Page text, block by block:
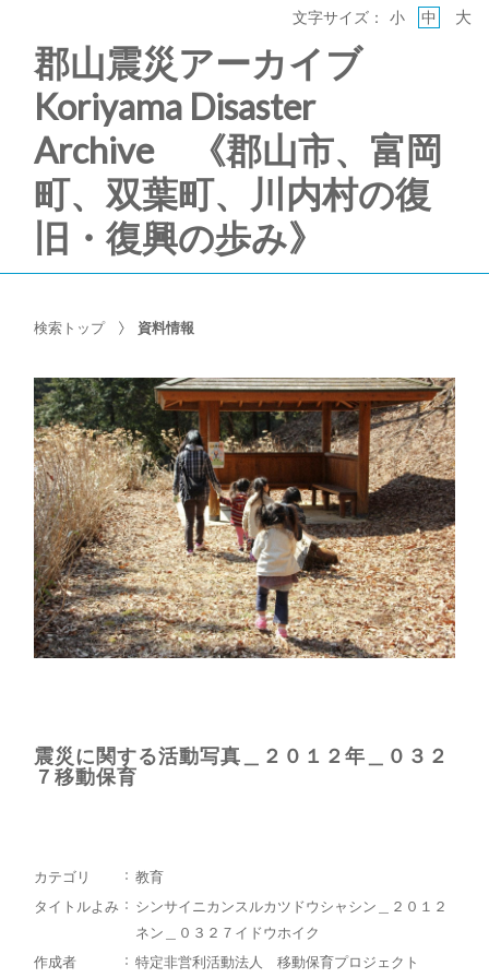
郡山震災アーカイブ
Koriyama Disaster
Archive 《郡山市、富岡
町、双葉町、川内村の復
旧・復興の歩み》
文字サイズ： 小 中 大
検索トップ 資料情報
震災に関する活動写真＿２０１２年＿０３２
７移動保育
カテゴリ
教育
タイトルよみ
シンサイニカンスルカツドウシャシン＿２０１２
ネン＿０３２７イドウホイク
作成者
特定非営利活動法人 移動保育プロジェクト